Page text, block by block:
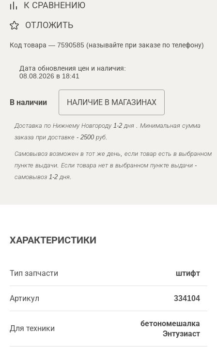
К СРАВНЕНИЮ
ОТЛОЖИТЬ
Код товара — 7590585 (называйте при заказе по телефону)
Дата обновления цен и наличия:
08.08.2026 в 18:41
В наличии НАЛИЧИЕ В МАГАЗИНАХ
Доставка по Нижнему Новгороду 1-2 дня . Минимальная сумма
заказа при доставке - 2500 руб.
Самовывоз возможен в тот же день, если товар есть в выбранном
пункте выдачи. Если товара нет в выбранном пункте выдачи -
самовывоз 1-2 дня.
ХАРАКТЕРИСТИКИ
Тип запчасти штифт
Артикул 334104
Для техники
бетономешалка
Энтузиаст